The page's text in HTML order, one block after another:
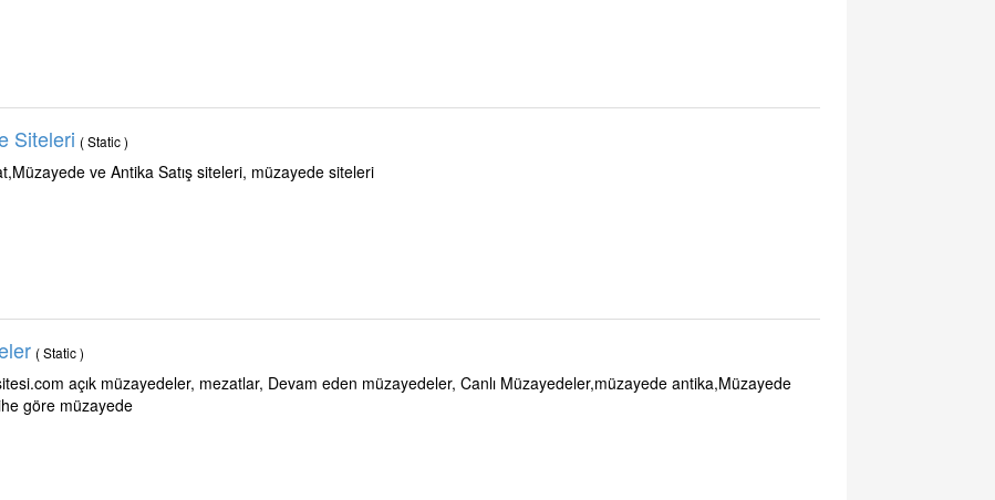
Siteleri ( Static )
ve Antika Satış siteleri, müzayede siteleri
( Static )
açık müzayedeler, mezatlar, Devam eden müzayedeler, Canlı Müzayedeler,müzayede antika,Müzayede
göre müzayede